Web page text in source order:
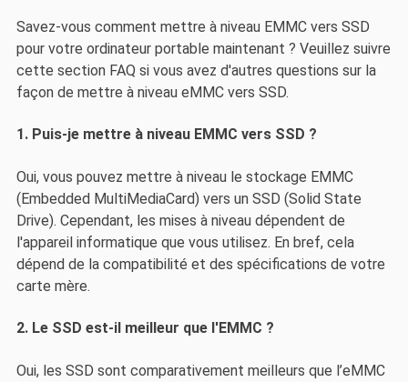
Savez-vous comment mettre à niveau EMMC vers SSD
pour votre ordinateur portable maintenant ? Veuillez suivre
cette section FAQ si vous avez d'autres questions sur la
façon de mettre à niveau eMMC vers SSD.
1. Puis-je mettre à niveau EMMC vers SSD ?
Oui, vous pouvez mettre à niveau le stockage EMMC
(Embedded MultiMediaCard) vers un SSD (Solid State
Drive). Cependant, les mises à niveau dépendent de
l'appareil informatique que vous utilisez. En bref, cela
dépend de la compatibilité et des spécifications de votre
carte mère.
2. Le SSD est-il meilleur que l'EMMC ?
Oui, les SSD sont comparativement meilleurs que l’eMMC